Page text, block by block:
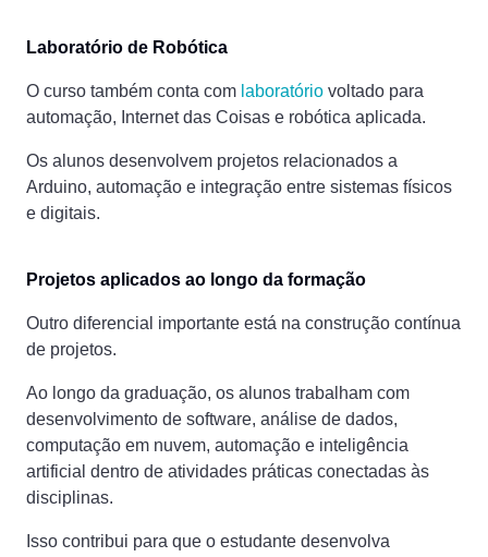
Laboratório de Robótica
O curso também conta com laboratório voltado para
automação, Internet das Coisas e robótica aplicada.
Os alunos desenvolvem projetos relacionados a
Arduino, automação e integração entre sistemas físicos
e digitais.
Projetos aplicados ao longo da formação
Outro diferencial importante está na construção contínua
de projetos.
Ao longo da graduação, os alunos trabalham com
desenvolvimento de software, análise de dados,
computação em nuvem, automação e inteligência
artificial dentro de atividades práticas conectadas às
disciplinas.
Isso contribui para que o estudante desenvolva